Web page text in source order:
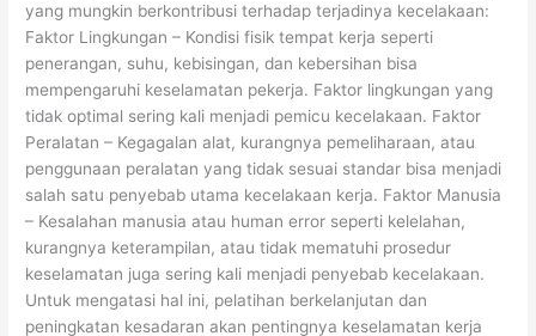
yang mungkin berkontribusi terhadap terjadinya kecelakaan:
Faktor Lingkungan – Kondisi fisik tempat kerja seperti
penerangan, suhu, kebisingan, dan kebersihan bisa
mempengaruhi keselamatan pekerja. Faktor lingkungan yang
tidak optimal sering kali menjadi pemicu kecelakaan. Faktor
Peralatan – Kegagalan alat, kurangnya pemeliharaan, atau
penggunaan peralatan yang tidak sesuai standar bisa menjadi
salah satu penyebab utama kecelakaan kerja. Faktor Manusia
– Kesalahan manusia atau human error seperti kelelahan,
kurangnya keterampilan, atau tidak mematuhi prosedur
keselamatan juga sering kali menjadi penyebab kecelakaan.
Untuk mengatasi hal ini, pelatihan berkelanjutan dan
peningkatan kesadaran akan pentingnya keselamatan kerja